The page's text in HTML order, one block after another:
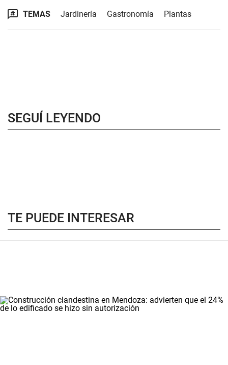
TEMAS Jardinería Gastronomía Plantas
SEGUÍ LEYENDO
TE PUEDE INTERESAR